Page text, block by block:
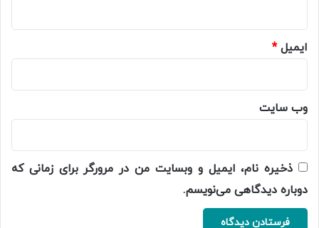
ایمیل*
وب‌ سایت
ذخیره نام، ایمیل و وبسایت من در مرورگر برای زمانی که
دوباره دیدگاهی می‌نویسم.